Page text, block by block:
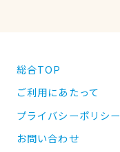
総合TOP
ご利用にあたって
プライバシーポリシー
お問い合わせ